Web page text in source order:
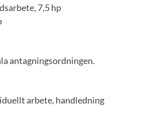
7,5 hp
antagningsordningen.
arbete, handledning